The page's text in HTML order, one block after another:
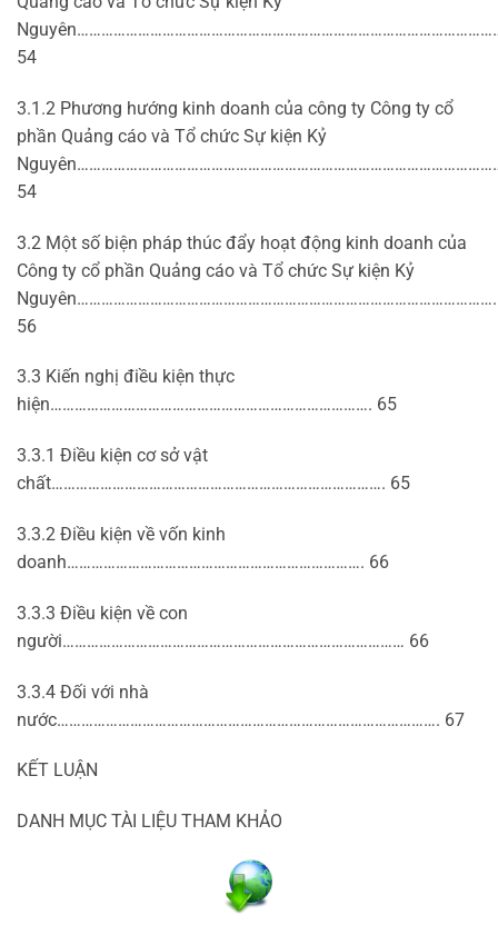
54
3.1.2 Phương hướng kinh doanh của công ty Công ty cổ
phần Quảng cáo và Tổ chức Sự kiện Kỷ
54
3.2 Một số biện pháp thúc đẩy hoạt động kinh doanh của
Công ty cổ phần Quảng cáo và Tổ chức Sự kiện Kỷ
56
3.3 Kiến nghị điều kiện thực
hiện……………………………………………………………………. 65
3.3.1 Điều kiện cơ sở vật
chất………………………………………………………………………. 65
3.3.2 Điều kiện về vốn kinh
doanh………………………………………………………………. 66
3.3.3 Điều kiện về con
người………………………………………………………………………… 66
3.3.4 Đối với nhà
nước…………………………………………………………………………………. 67
KẾT LUẬN
DANH MỤC TÀI LIỆU THAM KHẢO